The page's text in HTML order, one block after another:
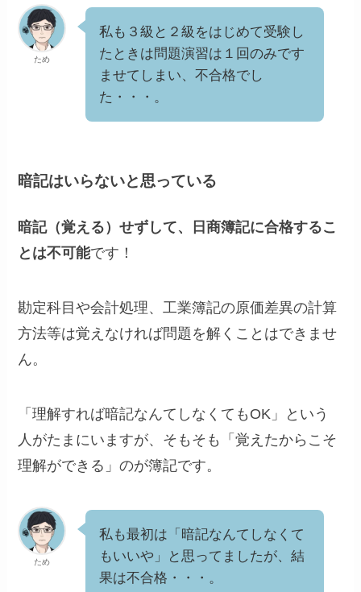
ため
私も３級と２級をはじめて受験し
たときは問題演習は１回のみです
ませてしまい、不合格でし
た・・・。
暗記はいらないと思っている
暗記（覚える）せずして、日商簿記に合格するこ
とは不可能です！
勘定科目や会計処理、工業簿記の原価差異の計算
方法等は覚えなければ問題を解くことはできませ
ん。
「理解すれば暗記なんてしなくてもOK」という
人がたまにいますが、そもそも「覚えたからこそ
理解ができる」のが簿記です。
ため
私も最初は「暗記なんてしなくて
もいいや」と思ってましたが、結
果は不合格・・・。